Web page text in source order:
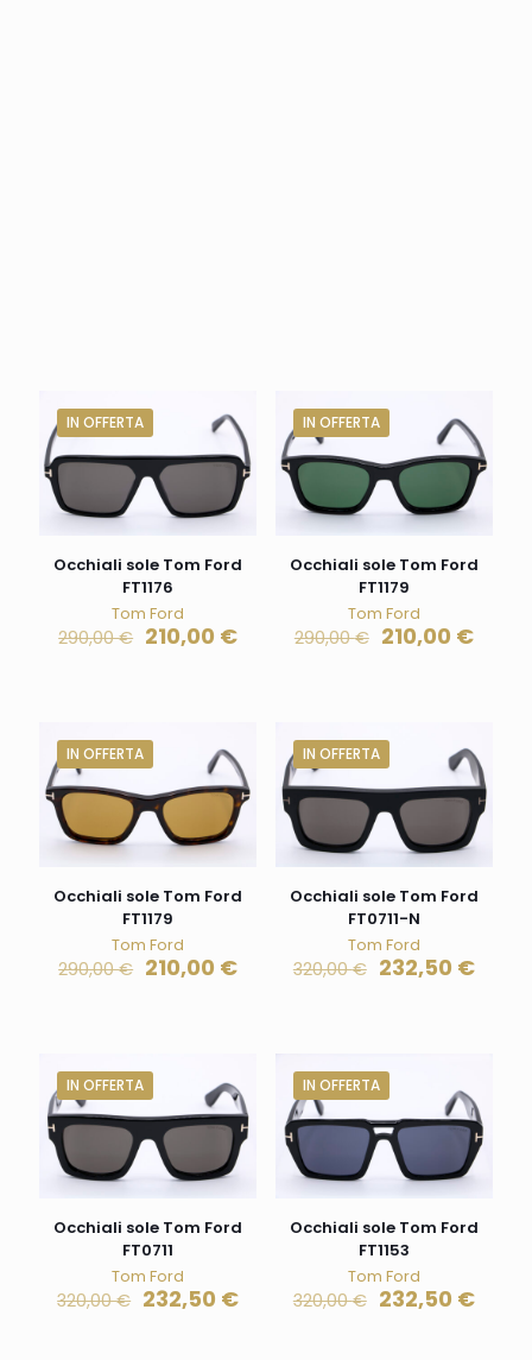
IN OFFERTA
Occhiali sole Tom Ford
FT1176
Tom Ford
290,00€ 210,00 €
IN OFFERTA
Occhiali sole Tom Ford
FT1179
Tom Ford
290,00€ 210,00 €
IN OFFERTA
Occhiali sole Tom Ford
FT1179
Tom Ford
290,00€ 210,00 €
IN OFFERTA
Occhiali sole Tom Ford
FT0711-N
Tom Ford
320,00€ 232,50 €
IN OFFERTA
Occhiali sole Tom Ford
FT0711
Tom Ford
320,00€ 232,50 €
IN OFFERTA
Occhiali sole Tom Ford
FT1153
Tom Ford
320,00€ 232,50 €